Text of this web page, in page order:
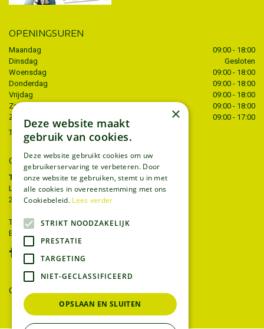
OPENINGSUREN
Maandag
09:00 - 18:00
Dinsdag
Gesloten
Woensdag
09:00 - 18:00
Donderdag
09:00 - 18:00
Vrijdag
09:00 - 18:00
Zaterdag
09:00 - 18:00
Zondag
09:00 - 17:00
Toon alle openingstijden
CONTACT
Tuincentrum Thiels
Liersesteenweg 68
2221 Heist-op-den-berg
T.
015 22 27 52
E.
GEEF UW MENING
×
Deze website maakt
gebruik van cookies.
Deze website gebruikt cookies om uw
gebruikerservaring te verbeteren. Door
onze website te gebruiken, stemt u in met
alle cookies in overeenstemming met ons
Cookiebeleid. Lees verder
STRIKT NOODZAKELIJK
PRESTATIE
TARGETING
NIET-GECLASSIFICEERD
OPSLAAN EN SLUITEN